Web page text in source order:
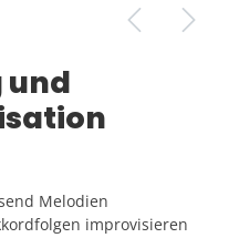
und
Melodien
improvisieren